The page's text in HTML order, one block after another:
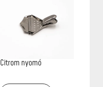
Citrom nyomó